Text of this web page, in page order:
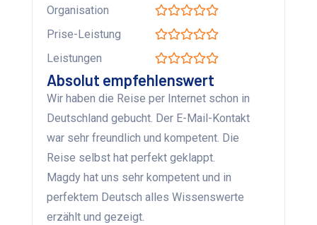
Organisation
Prise-Leistung
Leistungen
Absolut empfehlenswert
Wir haben die Reise per Internet schon in
Deutschland gebucht. Der E-Mail-Kontakt
war sehr freundlich und kompetent. Die
Reise selbst hat perfekt geklappt.
Magdy hat uns sehr kompetent und in
perfektem Deutsch alles Wissenswerte
erzählt und gezeigt.